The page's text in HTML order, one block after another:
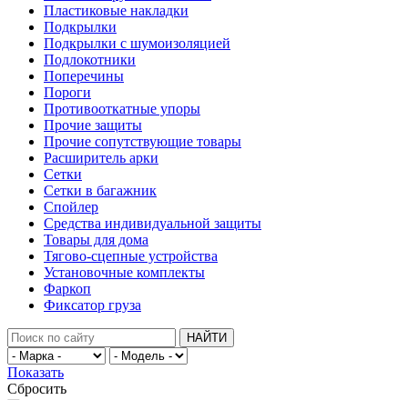
Пластиковые накладки
Подкрылки
Подкрылки с шумоизоляцией
Подлокотники
Поперечины
Пороги
Противооткатные упоры
Прочие защиты
Прочие сопутствующие товары
Расширитель арки
Сетки
Сетки в багажник
Спойлер
Средства индивидуальной защиты
Товары для дома
Тягово-сцепные устройства
Установочные комплекты
Фаркоп
Фиксатор груза
НАЙТИ
Показать
Сбросить